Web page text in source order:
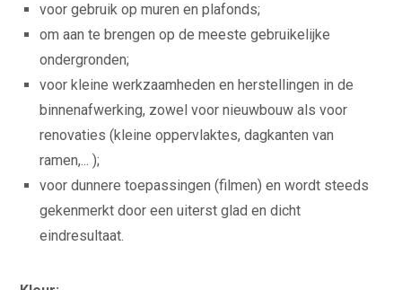
voor gebruik op muren en plafonds;
om aan te brengen op de meeste gebruikelijke
ondergronden;
voor kleine werkzaamheden en herstellingen in de
binnenafwerking, zowel voor nieuwbouw als voor
renovaties (kleine oppervlaktes, dagkanten van
ramen,... );
voor dunnere toepassingen (filmen) en wordt steeds
gekenmerkt door een uiterst glad en dicht
eindresultaat.